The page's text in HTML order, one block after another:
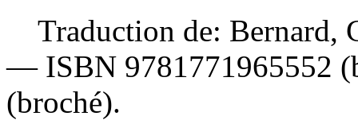
Traduction de: Bernard,
— ISBN 9781771965552
(broché).